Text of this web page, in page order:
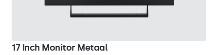
17 Inch Monitor Metaal